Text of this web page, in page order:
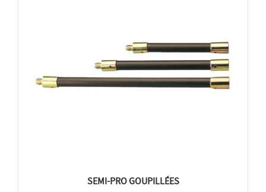
SEMI-PRO GOUPILLÉES